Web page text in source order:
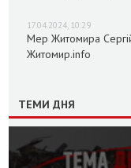
17.04.2024, 10:29
Мер Житомира
Житомир.info
ТЕМИ ДНЯ